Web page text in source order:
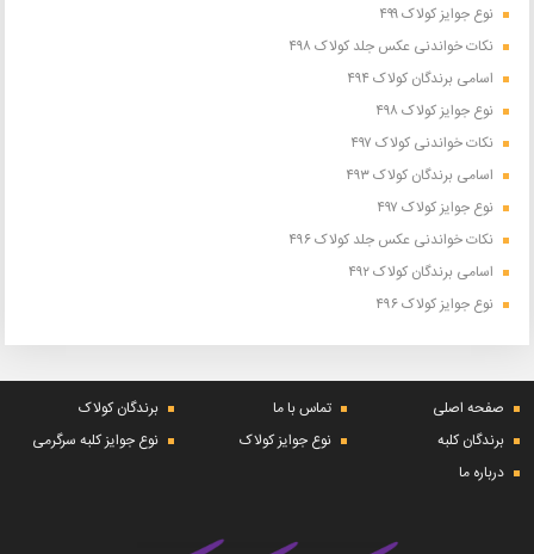
نوع جوایز کولاک ۴۹۹
نکات خواندنی عکس جلد کولاک ۴۹۸
اسامی برندگان کولاک ۴۹۴
نوع جوایز کولاک ۴۹۸
نکات خواندنی کولاک ۴۹۷
اسامی برندگان کولاک ۴۹۳
نوع جوایز کولاک ۴۹۷
نکات خواندنی عکس جلد کولاک ۴۹۶
اسامی برندگان کولاک ۴۹۲
نوع جوایز کولاک ۴۹۶
صفحه اصلی تماس با ما
برندگان کولاک
برندگان کلبه
نوع جوایز کولاک
نوع جوایز کلبه سرگرمی
درباره ما